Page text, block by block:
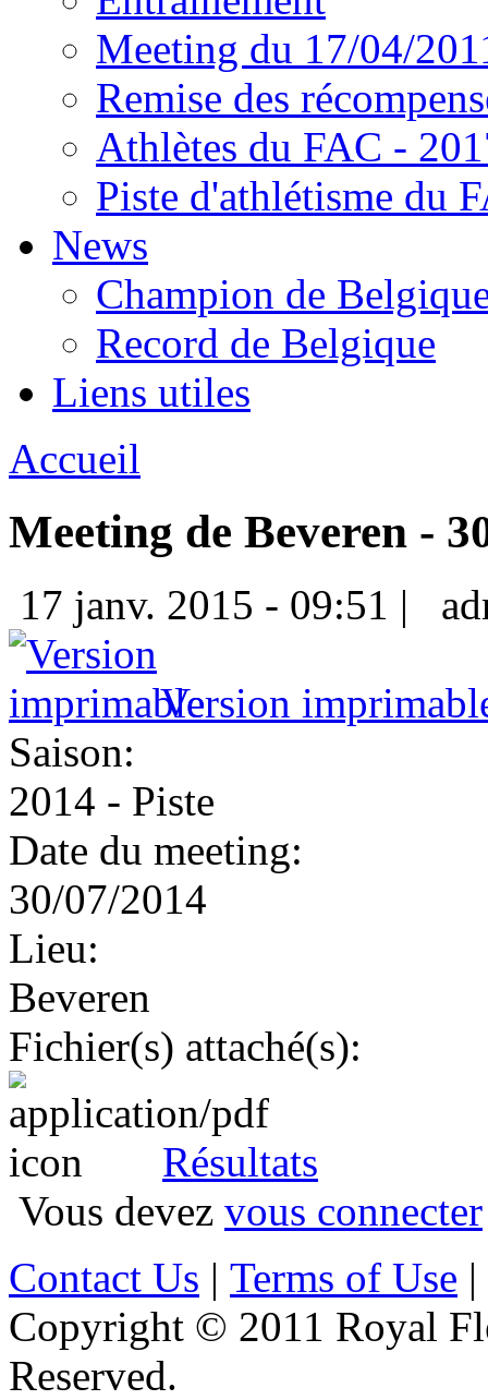
Meeting du 17/04/
Remise des
Athlètes du FAC -
Piste d'athlétisme du
News
Champion de
Record de Belgique
Liens utiles
Accueil
Meeting de Beveren -
17 janv. 2015 - 09:51 |
Version
Saison:
2014 - Piste
Date du meeting:
30/07/2014
Lieu:
Beveren
Fichier(s) attaché(s):
Résultats
Vous devez vous connecter
Contact Us | Terms of Use |
Copyright © 2011 Royal
Reserved.